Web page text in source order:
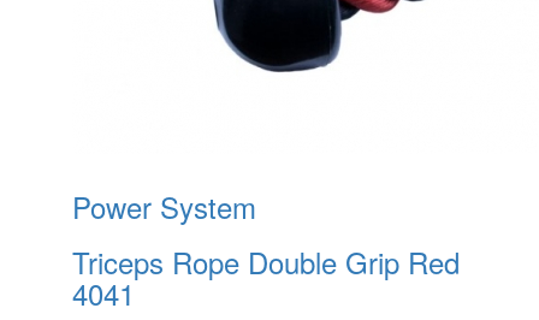
Power System
Triceps Rope Double Grip Red
4041